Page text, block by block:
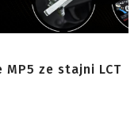
MP5 ze stajni LCT